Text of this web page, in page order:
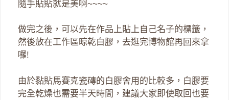
隨手貼貼就是美啊~~~~
做完之後，可以先在作品上貼上自己名子的標籤，
然後放在工作區晾乾白膠，去逛完博物館再回來拿
囉!
由於黏貼馬賽克瓷磚的白膠會用的比較多，白膠要
完全乾燥也需要半天時間，建議大家即使取回也要